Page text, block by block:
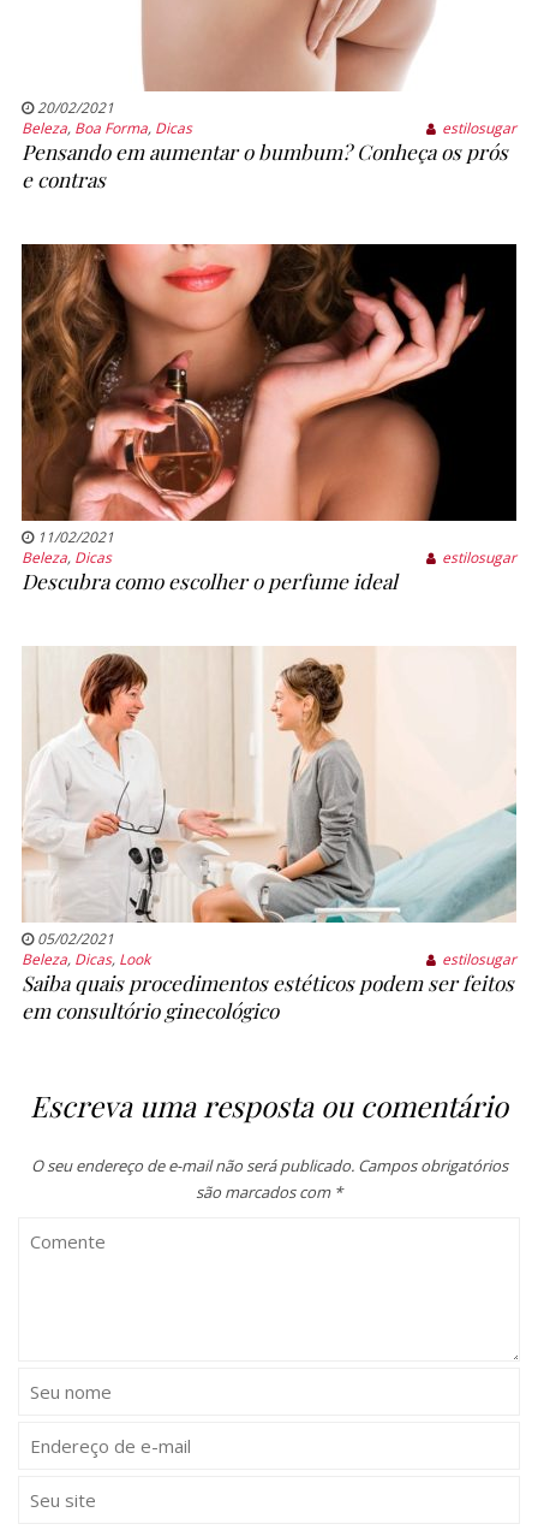
20/02/2021
Beleza, Boa Forma, Dicas estilosugar
Pensando em aumentar o bumbum? Conheça os prós
e contras
11/02/2021
Beleza, Dicas estilosugar
Descubra como escolher o perfume ideal
05/02/2021
Beleza, Dicas, Look estilosugar
Saiba quais procedimentos estéticos podem ser feitos
em consultório ginecológico
Escreva uma resposta ou comentário
O seu endereço de e-mail não será publicado. Campos obrigatórios
são marcados com *